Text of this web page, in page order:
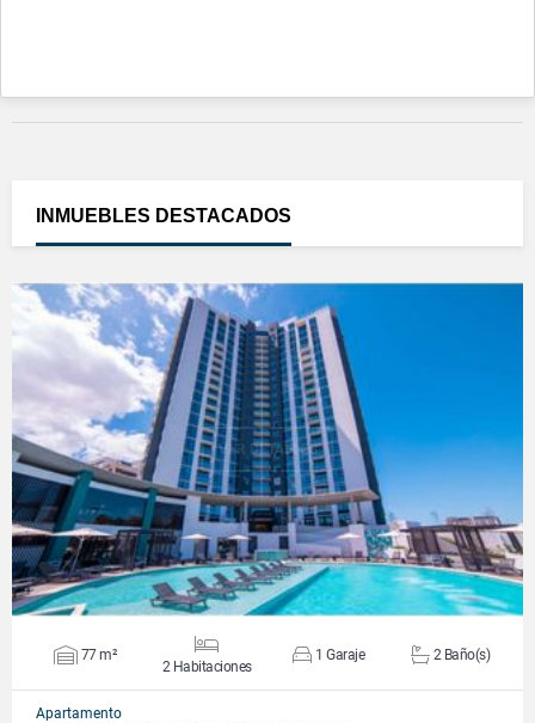
INMUEBLES DESTACADOS
VER DETALLES
77 m²
2 Habitaciones
1 Garaje 2 Baño(s)
Apartamento